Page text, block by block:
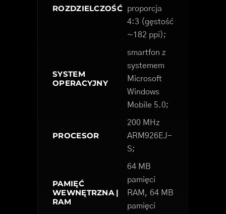
ROZDZIELCZOŚĆ
proporcja
4:3 (gęstość
~182 ppi);
SYSTEM
OPERACYJNY
smartfon z
systemem
Microsoft
Windows
Mobile 5.0;
PROCESOR
200 MHz
ARM926EJ-
S;
PAMIĘĆ
WEWNĘTRZNA |
RAM
64 MB
pamięci
RAM, 64 MB
pamięci